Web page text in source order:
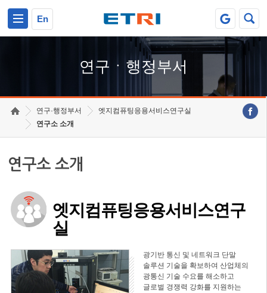
En
연구ㆍ행정부서
연구·행정부서
엣지컴퓨팅응용서비스연구실
연구소 소개
연구소 소개
엣지컴퓨팅응용서비스연구
실
광기반 통신 및 네트워크 단말
솔루션 기술을 확보하여 산업체의
광통신 기술 수요를 해소하고
글로벌 경쟁력 강화를 지원하는